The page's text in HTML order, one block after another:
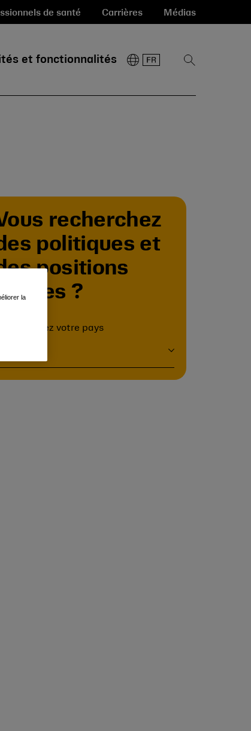
de santé Carrières Médias
et fonctionnalités
Afficher
recherchez
politiques et
positions
?
votre pays
la